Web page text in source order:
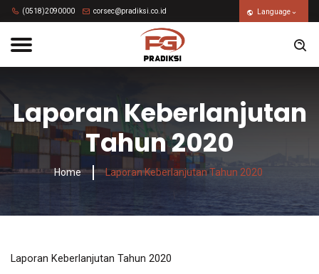
(0518)2090000 corsec@pradiksi.co.id Language
Laporan Keberlanjutan
Tahun 2020
Home Laporan Keberlanjutan Tahun 2020
Laporan Keberlanjutan Tahun 2020